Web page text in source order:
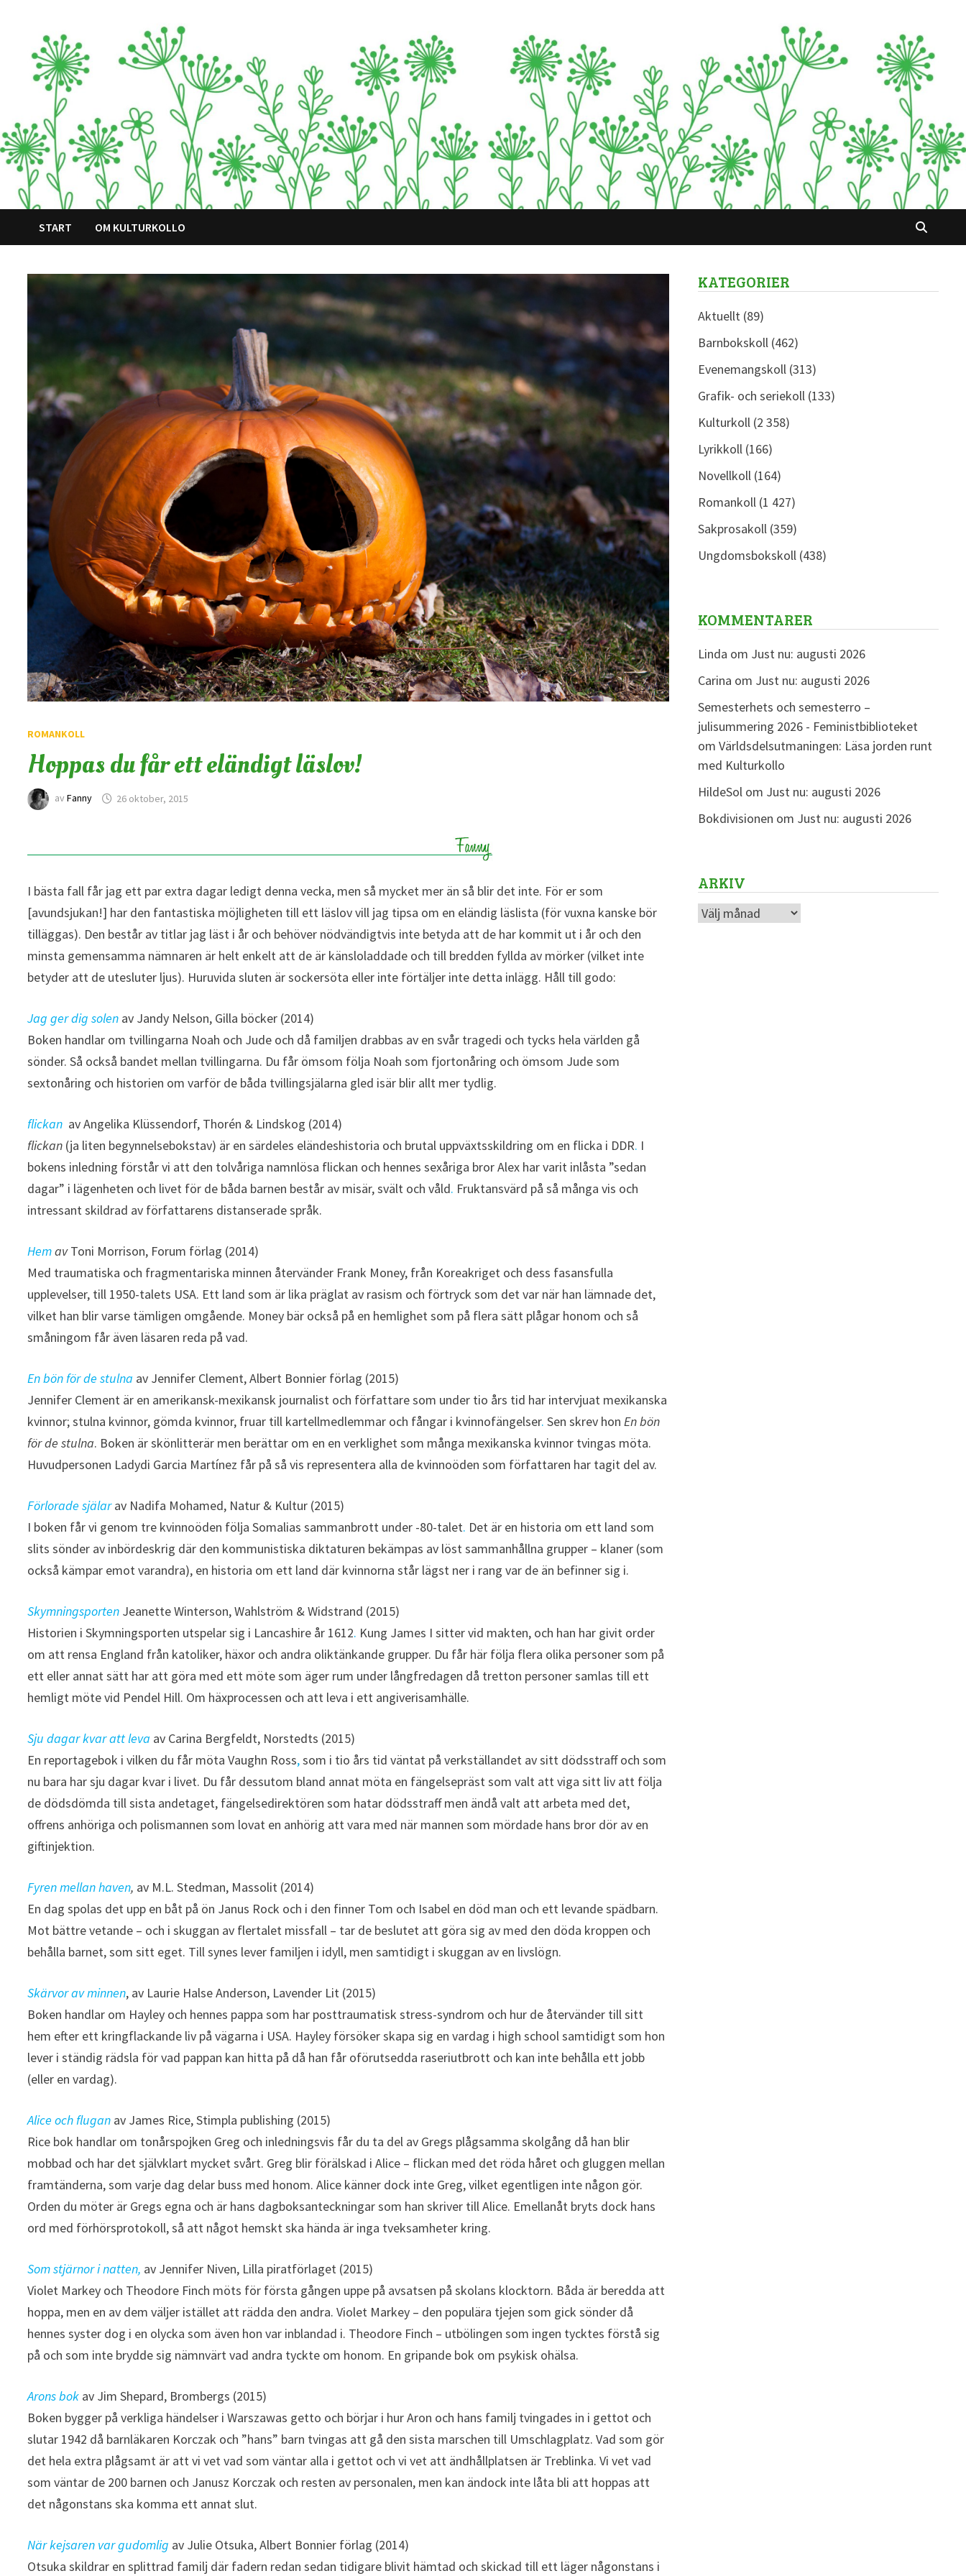
START OM KULTURKOLLO
ROMANKOLL
Hoppas du får ett eländigt läslov!
avFanny 26 oktober, 2015
I bästa fall får jag ett par extra dagar ledigt denna vecka, men så mycket mer än så blir det inte. För er som
[avundsjukan!] har den fantastiska möjligheten till ett läslov vill jag tipsa om en eländig läslista (för vuxna kanske bör
tilläggas). Den består av titlar jag läst i år och behöver nödvändigtvis inte betyda att de har kommit ut i år och den
minsta gemensamma nämnaren är helt enkelt att de är känsloladdade och till bredden fyllda av mörker (vilket inte
betyder att de utesluter ljus). Huruvida sluten är sockersöta eller inte förtäljer inte detta inlägg. Håll till godo:
Jag ger dig solen av Jandy Nelson, Gilla böcker (2014)
Boken handlar om tvillingarna Noah och Jude och då familjen drabbas av en svår tragedi och tycks hela världen gå
sönder. Så också bandet mellan tvillingarna. Du får ömsom följa Noah som fjortonåring och ömsom Jude som
sextonåring och historien om varför de båda tvillingsjälarna gled isär blir allt mer tydlig.
flickan av Angelika Klüssendorf, Thorén & Lindskog (2014)
flickan (ja liten begynnelsebokstav) är en särdeles eländeshistoria och brutal uppväxtsskildring om en flicka i DDR. I
bokens inledning förstår vi att den tolvåriga namnlösa flickan och hennes sexåriga bror Alex har varit inlåsta ”sedan
dagar” i lägenheten och livet för de båda barnen består av misär, svält och våld. Fruktansvärd på så många vis och
intressant skildrad av författarens distanserade språk.
HemavToni Morrison, Forum förlag (2014)
Med traumatiska och fragmentariska minnen återvänder Frank Money, från Koreakriget och dess fasansfulla
upplevelser, till 1950-talets USA. Ett land som är lika präglat av rasism och förtryck som det var när han lämnade det,
vilket han blir varse tämligen omgående. Money bär också på en hemlighet som på flera sätt plågar honom och så
småningom får även läsaren reda på vad.
En bön för de stulna av Jennifer Clement, Albert Bonnier förlag (2015)
Jennifer Clement är en amerikansk-mexikansk journalist och författare som under tio års tid har intervjuat mexikanska
kvinnor; stulna kvinnor, gömda kvinnor, fruar till kartellmedlemmar och fångar i kvinnofängelser. Sen skrev honEn bön
för destulna. Boken är skönlitterär men berättar om en en verklighet som många mexikanska kvinnor tvingas möta.
Huvudpersonen Ladydi Garcia Martínez får på så vis representera alla de kvinnoöden som författaren har tagit del av.
Förlorade själar av Nadifa Mohamed, Natur & Kultur (2015)
I boken får vi genom tre kvinnoöden följa Somalias sammanbrott under -80-talet. Det är en historia om ett land som
slits sönder av inbördeskrig där den kommunistiska diktaturen bekämpas av löst sammanhållna grupper – klaner (som
också kämpar emot varandra), en historia om ett land där kvinnorna står lägst ner i rang var de än befinner sig i.
Skymningsporten Jeanette Winterson, Wahlström & Widstrand (2015)
Historien i Skymningsporten utspelar sig i Lancashire år 1612. Kung James I sitter vid makten, och han har givit order
om att rensa England från katoliker, häxor och andra oliktänkande grupper. Du får här följa flera olika personer som på
ett eller annat sätt har att göra med ett möte som äger rum under långfredagen då tretton personer samlas till ett
hemligt möte vid Pendel Hill. Om häxprocessen och att leva i ett angiverisamhälle.
Sju dagar kvar att leva av Carina Bergfeldt, Norstedts (2015)
En reportagebok i vilken du får möta Vaughn Ross,som i tio års tid väntat på verkställandet av sitt dödsstraff och som
nu bara har sju dagar kvar i livet. Du får dessutom bland annat möta en fängelsepräst som valt att viga sitt liv att följa
de dödsdömda till sista andetaget, fängelsedirektören som hatar dödsstraff men ändå valt att arbeta med det,
offrens anhöriga och polismannen som lovat en anhörig att vara med när mannen som mördade hans bror dör av en
giftinjektion.
Fyren mellan haven, av M.L. Stedman, Massolit (2014)
En dag spolas det upp en båt på ön Janus Rock och i den finner Tom och Isabel en död man och ett levande spädbarn.
Mot bättre vetande – och i skuggan av flertalet missfall – tar de beslutet att göra sig av med den döda kroppen och
behålla barnet, som sitt eget. Till synes lever familjen i idyll, men samtidigt i skuggan av en livslögn.
Skärvor av minnen, av Laurie Halse Anderson, Lavender Lit (2015)
Boken handlar om Hayley och hennes pappa som har posttraumatisk stress-syndrom och hur de återvänder till sitt
hem efter ett kringflackande liv på vägarna i USA. Hayley försöker skapa sig en vardag i high school samtidigt som hon
lever i ständig rädsla för vad pappan kan hitta på då han får oförutsedda raseriutbrott och kan inte behålla ett jobb
(eller en vardag).
Alice och flugan av James Rice, Stimpla publishing (2015)
Rice bok handlar om tonårspojken Greg och inledningsvis får du ta del av Gregs plågsamma skolgång då han blir
mobbad och har det självklart mycket svårt. Greg blir förälskad i Alice – flickan med det röda håret och gluggen mellan
framtänderna, som varje dag delar buss med honom. Alice känner dock inte Greg, vilket egentligen inte någon gör.
Orden du möter är Gregs egna och är hans dagboksanteckningar som han skriver till Alice. Emellanåt bryts dock hans
ord med förhörsprotokoll, så att något hemskt ska hända är inga tveksamheter kring.
Som stjärnor i natten, av Jennifer Niven, Lilla piratförlaget (2015)
Violet Markey och Theodore Finch möts för första gången uppe på avsatsen på skolans klocktorn. Båda är beredda att
hoppa, men en av dem väljer istället att rädda den andra. Violet Markey – den populära tjejen som gick sönder då
hennes syster dog i en olycka som även hon var inblandad i. Theodore Finch – utbölingen som ingen tycktes förstå sig
på och som inte brydde sig nämnvärt vad andra tyckte om honom. En gripande bok om psykisk ohälsa.
Arons bok av Jim Shepard, Brombergs (2015)
Boken bygger på verkliga händelser i Warszawas getto och börjar i hur Aron och hans familj tvingades in i gettot och
slutar 1942 då barnläkaren Korczak och ”hans” barn tvingas att gå den sista marschen till Umschlagplatz. Vad som gör
det hela extra plågsamt är att vi vet vad som väntar alla i gettot och vi vet att ändhållplatsen är Treblinka. Vi vet vad
som väntar de 200 barnen och Janusz Korczak och resten av personalen, men kan ändock inte låta bli att hoppas att
det någonstans ska komma ett annat slut.
När kejsaren var gudomlig av Julie Otsuka, Albert Bonnier förlag (2014)
Otsuka skildrar en splittrad familj där fadern redan sedan tidigare blivit hämtad och skickad till ett läger någonstans i
KATEGORIER
Aktuellt(89)
Barnbokskoll(462)
Evenemangskoll(313)
Grafik- och seriekoll(133)
Kulturkoll(2 358)
Lyrikkoll(166)
Novellkoll(164)
Romankoll(1 427)
Sakprosakoll(359)
Ungdomsbokskoll(438)
KOMMENTARER
Linda om Just nu: augusti 2026
Carina om Just nu: augusti 2026
Semesterhets och semesterro –
julisummering 2026 - Feministbiblioteket
om Världsdelsutmaningen: Läsa jorden runt
med Kulturkollo
HildeSolom Just nu: augusti 2026
Bokdivisionen om Just nu: augusti 2026
ARKIV
Arkiv